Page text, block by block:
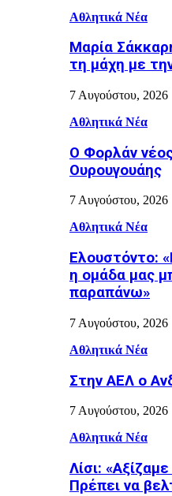
Αθλητικά Νέα
Μαρία
τη μάχη με
7 Αυγούστου, 2026
Αθλητικά Νέα
Ο Φορλάν
Ουρουγουάης
7 Αυγούστου, 2026
Αθλητικά Νέα
Ελουστόντο:
η ομάδα μας
παραπάνω»
7 Αυγούστου, 2026
Αθλητικά Νέα
Στην ΑΕΛ ο
7 Αυγούστου, 2026
Αθλητικά Νέα
Λίσι:
Πρέπει να